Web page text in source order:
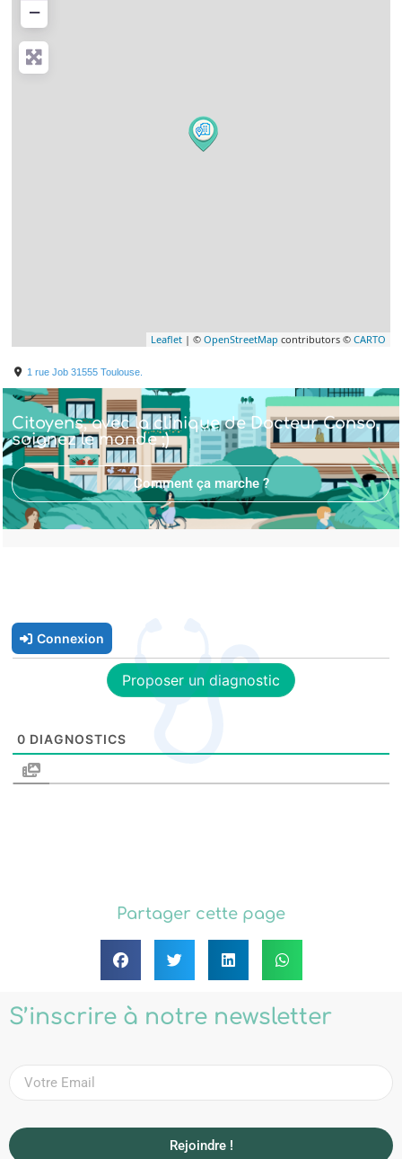
−
Leaflet | © OpenStreetMap contributors © CARTO
1 rue Job 31555 Toulouse.
Citoyens, avec la clinique de Docteur Conso,
soignez le monde ;)
Comment ça marche ?
Connexion
Proposer un diagnostic
0 DIAGNOSTICS
Partager cette page
S’inscrire à notre newsletter
Rejoindre !